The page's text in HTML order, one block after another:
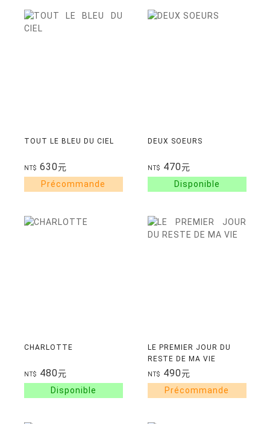
TOUT LE BLEU DU CIEL
NT$ 630元
DEUX SOEURS
NT$ 470元
CHARLOTTE
NT$ 480元
LE PREMIER JOUR DU
RESTE DE MA VIE
NT$ 490元